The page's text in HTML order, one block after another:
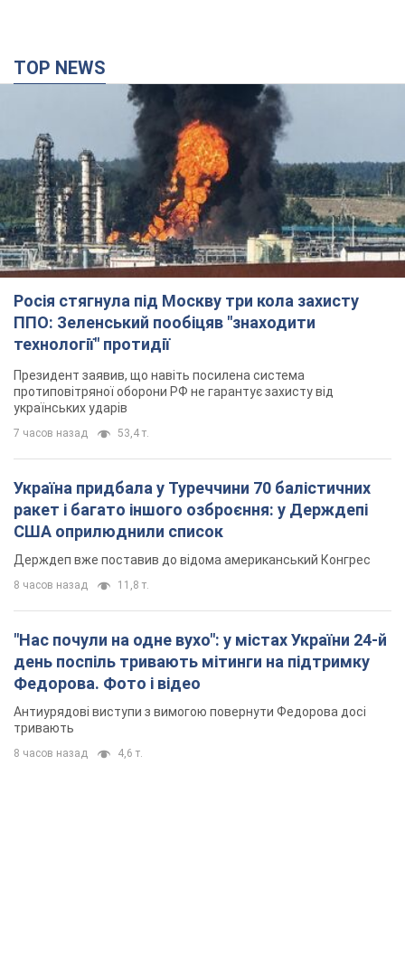
TOP NEWS
Росія стягнула під Москву три кола захисту
ППО: Зеленський пообіцяв "знаходити
технології" протидії
Президент заявив, що навіть посилена система
протиповітряної оборони РФ не гарантує захисту від
українських ударів
7 часов назад 53,4 т.
Україна придбала у Туреччини 70 балістичних
ракет і багато іншого озброєння: у Держдепі
США оприлюднили список
Держдеп вже поставив до відома американський Конгрес
8 часов назад 11,8 т.
"Нас почули на одне вухо": у містах України 24-й
день поспіль тривають мітинги на підтримку
Федорова. Фото і відео
Антиурядові виступи з вимогою повернути Федорова досі
тривають
8 часов назад 4,6 т.